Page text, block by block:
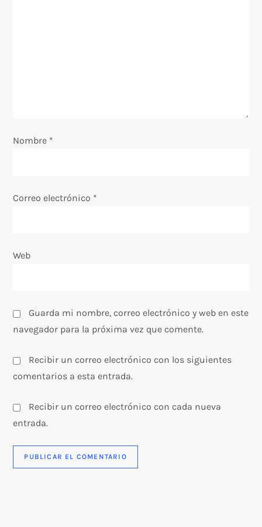
Nombre *
Correo electrónico *
Web
Guarda mi nombre, correo electrónico y web en este
navegador para la próxima vez que comente.
Recibir un correo electrónico con los siguientes
comentarios a esta entrada.
Recibir un correo electrónico con cada nueva
entrada.